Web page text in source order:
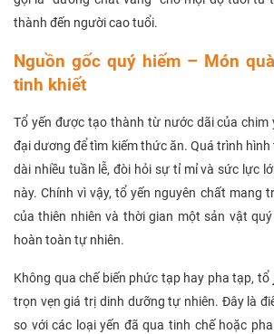
thành đến người cao tuổi.
Nguồn gốc quý hiếm – Món
tinh khiết
Tổ yến được tạo thành từ nước dãi của chim
đại dương để tìm kiếm thức ăn. Quá trình
dài nhiều tuần lễ, đòi hỏi sự tỉ mỉ và sức lực
này. Chính vì vậy, tổ yến nguyên chất mang
của thiên nhiên và thời gian một sản vật
hoàn toàn tự nhiên.
Không qua chế biến phức tạp hay pha tạp, tổ
trọn vẹn giá trị dinh dưỡng tự nhiên. Đây là
so với các loại yến đã qua tinh chế hoặc